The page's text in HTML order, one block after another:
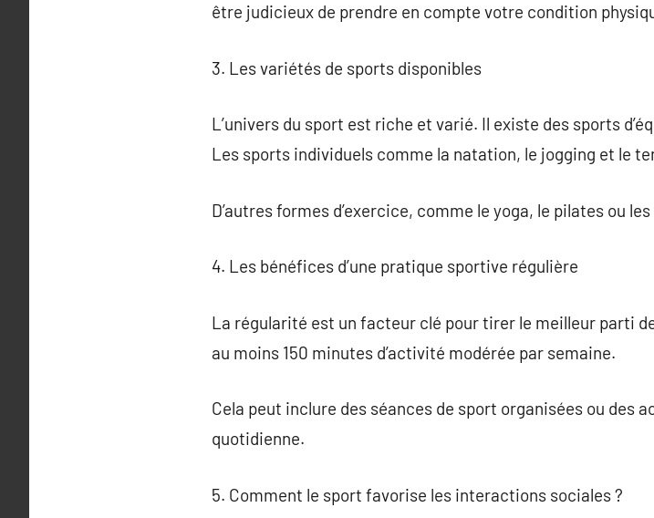
être judicieux de prendre en compte votre condition
3. Les variétés de sports disponibles
L’univers du sport est riche et varié. Il existe des sports
Les sports individuels comme la natation, le jogging et le
D’autres formes d’exercice, comme le yoga, le pilates ou
4. Les bénéfices d’une pratique sportive régulière
La régularité est un facteur clé pour tirer le meilleur parti
au moins 150 minutes d’activité modérée par semaine.
Cela peut inclure des séances de sport organisées ou des
quotidienne.
5. Comment le sport favorise les interactions sociales ?